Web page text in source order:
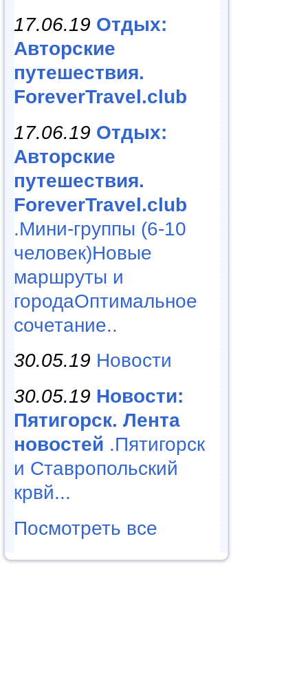
17.06.19 Отдых:
Авторские
путешествия.
ForeverTravel.club
17.06.19 Отдых:
Авторские
путешествия.
ForeverTravel.club
.Мини-группы (6-10
человек)Новые
маршруты и
городаОптимальное
сочетание..
30.05.19 Новости
30.05.19 Новости:
Пятигорск. Лента
новостей .Пятигорск
и Ставропольский
крвй...
Посмотреть все